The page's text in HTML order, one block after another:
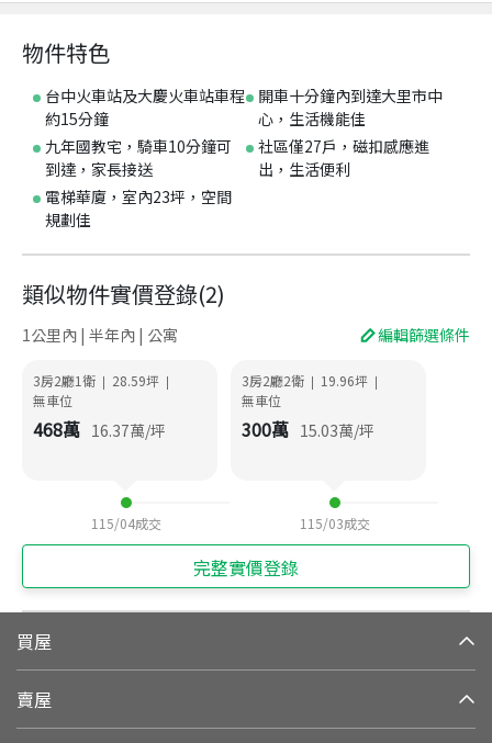
物件特色
台中火車站及大慶火車站車程
約15分鐘
開車十分鐘內到達大里市中
心，生活機能佳
九年國教宅，騎車10分鐘可
到達，家長接送
社區僅27戶，磁扣感應進
出，生活便利
電梯華廈，室內23坪，空間
規劃佳
類似物件實價登錄(2)
1公里內 | 半年內 | 公寓 編輯篩選條件
3房2廳1衛 | 28.59坪 |
無車位
468萬 16.37萬/坪
115/04成交
3房2廳2衛 | 19.96坪 |
無車位
300萬 15.03萬/坪
115/03成交
完整實價登錄
買屋
賣屋